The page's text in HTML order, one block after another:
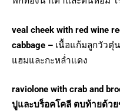
veal cheek with red wine
cabbage – เนื้อแก้มลูกวัวตุ๋
แฮมและกะหล่ำแดง
raviolone with crab and
ปูและบร็อคโคลี ตบท้ายด้ว